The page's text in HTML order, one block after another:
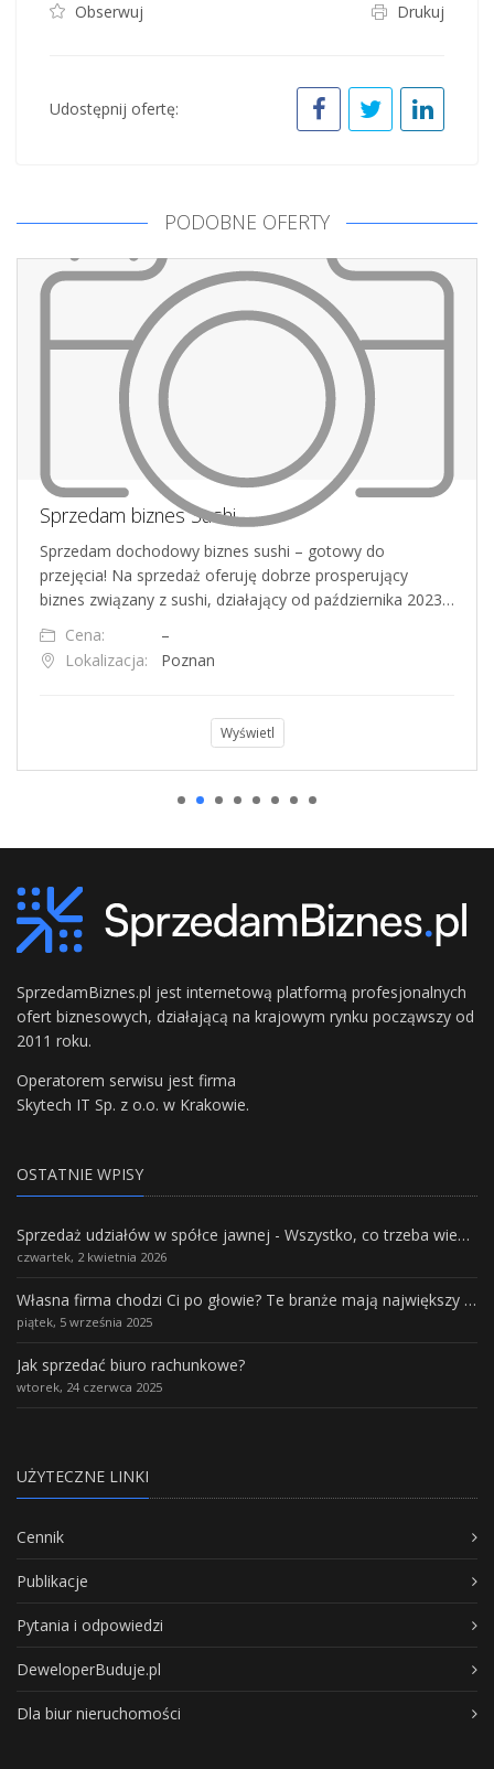
Obserwuj Drukuj
Udostępnij ofertę:
PODOBNE OFERTY
Sprzedam biznes Sushi
Sprzedam dochodowy biznes sushi – gotowy do
przejęcia! Na sprzedaż oferuję dobrze prosperujący
biznes związany z sushi, działający od października 2023…
Cena:
–
Lokalizacja:
Poznan
Wyświetl
SprzedamBiznes.pl jest internetową platformą profesjonalnych
ofert biznesowych, działającą na krajowym rynku począwszy od
2011 roku.
Operatorem serwisu jest firma
Skytech IT Sp. z o.o. w Krakowie.
OSTATNIE WPISY
Sprzedaż udziałów w spółce jawnej - Wszystko, co trzeba wiedzieć.
czwartek, 2 kwietnia 2026
Własna firma chodzi Ci po głowie? Te branże mają największy potencjał rozwoju
piątek, 5 września 2025
Jak sprzedać biuro rachunkowe?
wtorek, 24 czerwca 2025
UŻYTECZNE LINKI
Cennik
Publikacje
Pytania i odpowiedzi
DeweloperBuduje.pl
Dla biur nieruchomości